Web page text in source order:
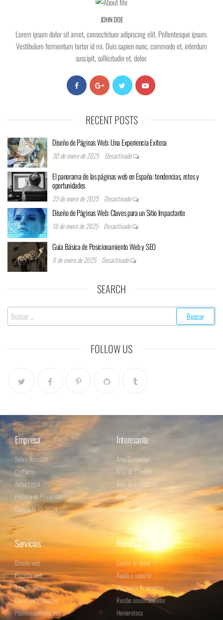
JOHN DOE
Lorem ipsum dolor sit amet, consectetuer adipiscing elit. Pellentesque ipsum.
Vestibulum fermentum tortor id mi. Duis sapien nunc, commodo et, interdum
suscipit, sollicitudin et, dolor.
RECENT POSTS
Diseño de Páginas Web: Una Experiencia Exitosa
30 de enero de 2025 Desactivado
El panorama de las páginas web en España: tendencias, retos y
oportunidades
23 de enero de 2025 Desactivado
Diseño de Páginas Web: Claves para un Sitio Impactante
16 de enero de 2025 Desactivado
Guía Básica de Posicionamiento Web y SEO
9 de enero de 2025 Desactivado
SEARCH
FOLLOW US
Empresa
Sobre Nosotros
Contacto
Aviso Legal
Política de Privacidad
Copyright © 2024
Interesante
Área Comercial
Área de Clientes
Área de Franquicia
Blog
Colaboradores
Servicios
Diseño web
Páginas web
Tiendas online
Community Manager
Posicionamiento web
Recursos
Centro de datos
Ayuda y soporte
Preguntas Frecuentes
Recibe asesoramiento
Hemeroteca